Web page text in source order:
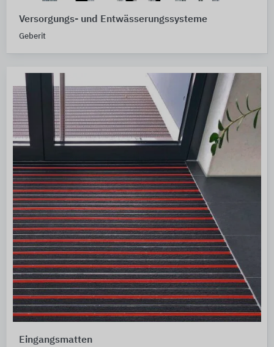
Versorgungs- und Entwässerungssysteme
Geberit
Eingangsmatten